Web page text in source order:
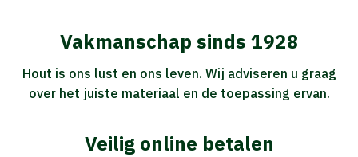
Vakmanschap sinds 1928
Hout is ons lust en ons leven. Wij adviseren u graag
over het juiste materiaal en de toepassing ervan.
Veilig online betalen